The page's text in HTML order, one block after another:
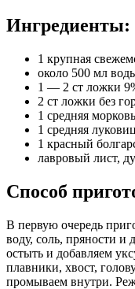
Ингредиенты:
1 крупная
около 500 мл
1 — 2 ст ложки
2 ст ложки без
1 средняя морковь
1 средняя
1 красный
лавровый лист,
Способ
В первую очередь
воду, соль, пряности и
остыть и добавляем
плавники, хвост,
промываем внутри.